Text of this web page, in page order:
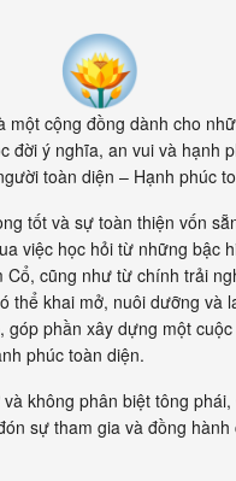
một cộng đồng dành cho
đời ý nghĩa, an vui và hạnh
toàn diện – Hạnh phúc
tốt và sự toàn thiện vốn
việc học hỏi từ những bậc
Cổ, cũng như từ chính trải
thể khai mở, nuôi dưỡng và
góp phần xây dựng một
phúc toàn diện.
không phân biệt tông phái,
sự tham gia và đồng